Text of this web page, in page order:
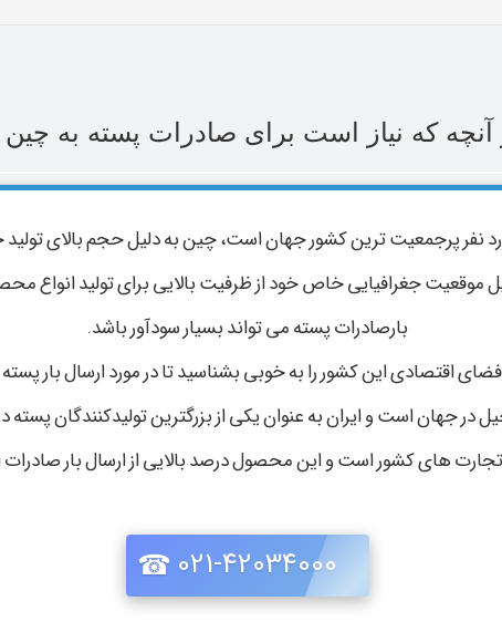
آنچه که نیاز است برای صادرات پسته به چین
خلق چین با جمعیتی حدود ۱.۳ میلیارد نفر پرجمعیت ترین کشور جهان است، چین به دلیل حجم
موقعیت جغرافیایی خاص خود از ظرفیت بالایی برای تولید انواع
بارصادرات پسته می تواند بسیار سودآور باشد.
اقتصادی این کشور را به خوبی بشناسید تا در مورد ارسال بار
در جهان است و ایران به عنوان یکی از بزرگترین تولیدکنندگان
تجارت های کشور است و این محصول درصد بالایی از ارسال بار
021-42034000